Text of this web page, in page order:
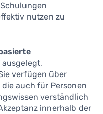
nutzen zu
verfügen über
auch für Personen
verständlich
innerhalb der